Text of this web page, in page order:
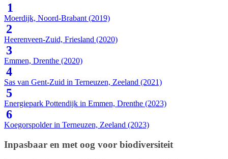
1
Moerdijk, Noord-Brabant (2019)
2
Heerenveen-Zuid, Friesland (2020)
3
Emmen, Drenthe (2020)
4
Sas van Gent-Zuid in Terneuzen, Zeeland (2021)
5
Energiepark Pottendijk in Emmen, Drenthe (2023)
6
Koegorspolder in Terneuzen, Zeeland (2023)
Inpasbaar en met oog voor biodiversiteit